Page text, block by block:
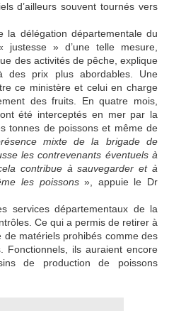
d’ailleurs souvent tournés vers
la délégation départementale du
» d’une telle mesure,
des activités de pêche, explique
des prix plus abordables. Une
ce ministère et celui en charge
des fruits. En quatre mois,
été interceptés en mer par la
tonnes de poissons et même de
mixte de la brigade de
les contrevenants éventuels à
contribue à sauvegarder et à
les poissons», appuie le Dr
services départementaux de la
Ce qui a permis de retirer à
matériels prohibés comme des
Fonctionnels, ils auraient encore
de production de poissons